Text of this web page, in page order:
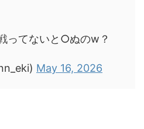
ってないと○ぬのw？
May 16, 2026